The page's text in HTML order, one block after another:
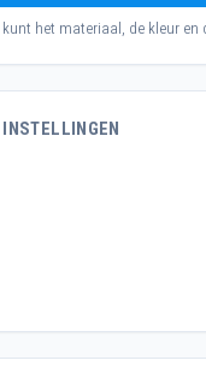
kunt het materiaal, de kleur en